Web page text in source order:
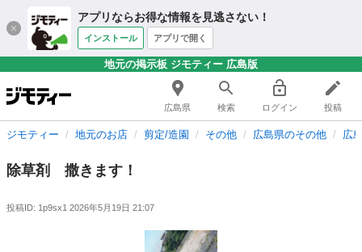
アプリならお得な情報を見逃さない！
インストール アプリで開く
地元の掲示板 ジモティー 広島版
広島県 検索 ログイン 投稿
ジモティー 地元のお店 剪定/造園 その他 広島県のその他 広
除草剤 撒きます！
投稿ID: 1p9sx1 2026年5月19日 21:07